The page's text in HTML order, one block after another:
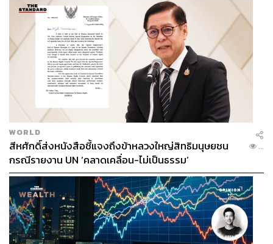
WORLD
สีหศักดิ์ส่งหนังสือชี้แจงถึงข้าหลวงใหญ่สิทธิมนุษยชน
กรณีรายงาน UN ‘คลาดเคลื่อน-ไม่เป็นธรรม’
...